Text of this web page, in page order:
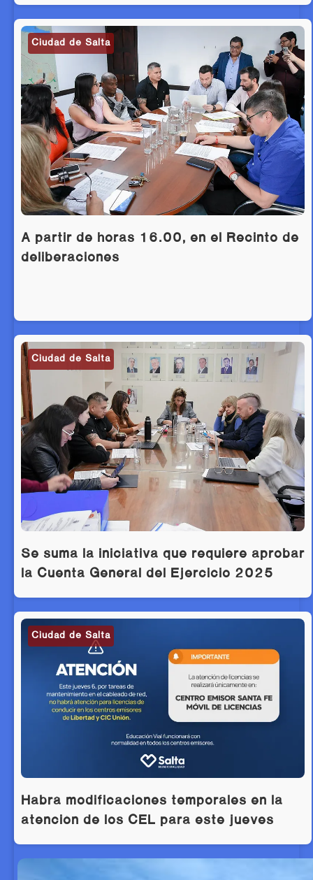
Ciudad de Salta
A partir de horas 16.00, en el Recinto de
deliberaciones
Ciudad de Salta
Se suma la iniciativa que requiere aprobar
la Cuenta General del Ejercicio 2025
Ciudad de Salta
Habrá modificaciones temporales en la
atención de los CEL para este jueves